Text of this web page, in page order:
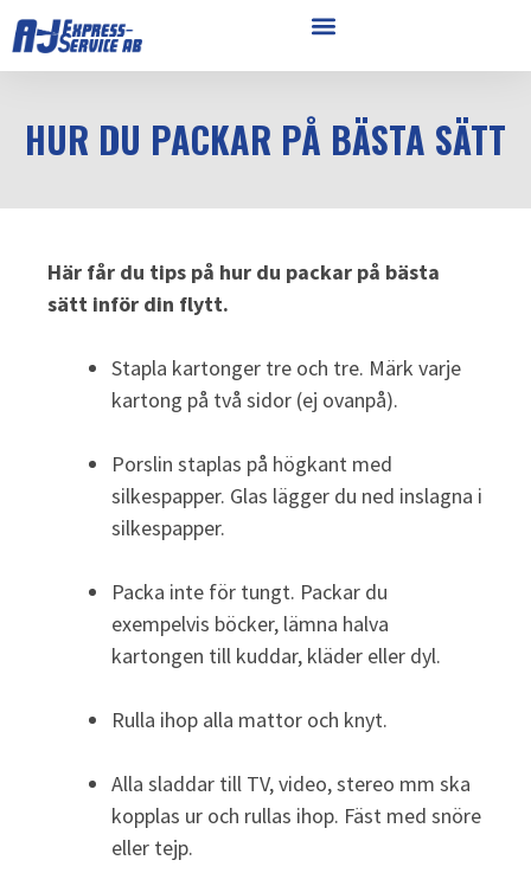
HUR DU PACKAR PÅ BÄSTA SÄTT
Här får du tips på hur du packar på bästa
sätt inför din flytt.
Stapla kartonger tre och tre. Märk varje
kartong på två sidor (ej ovanpå).
Porslin staplas på högkant med
silkespapper. Glas lägger du ned inslagna i
silkespapper.
Packa inte för tungt. Packar du
exempelvis böcker, lämna halva
kartongen till kuddar, kläder eller dyl.
Rulla ihop alla mattor och knyt.
Alla sladdar till TV, video, stereo mm ska
kopplas ur och rullas ihop. Fäst med snöre
eller tejp.